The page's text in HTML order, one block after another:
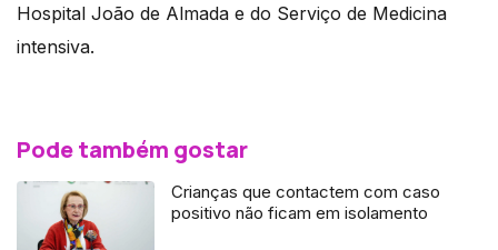
Hospital João de Almada e do Serviço de Medicina
intensiva.
Pode também gostar
Crianças que contactem com caso
positivo não ficam em isolamento